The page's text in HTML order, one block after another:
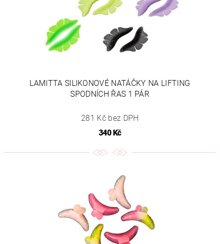
LAMITTA SILIKONOVÉ NATÁČKY NA LIFTING
SPODNÍCH ŘAS 1 PÁR
281 Kč bez DPH
340 Kč